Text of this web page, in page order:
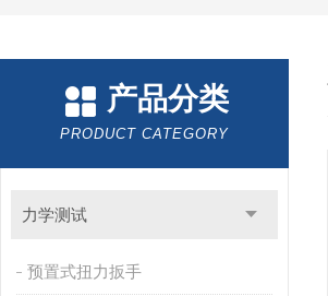
产品分类
PRODUCT CATEGORY
力学测试
预置式扭力扳手